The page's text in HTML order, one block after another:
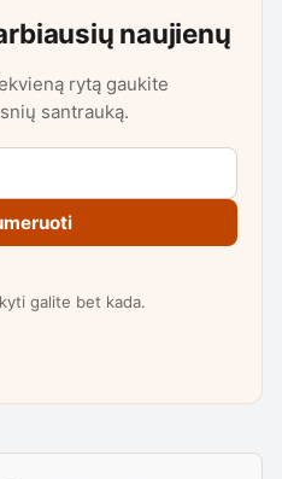
naujienų
rytą gaukite
santrauką.
galite bet kada.